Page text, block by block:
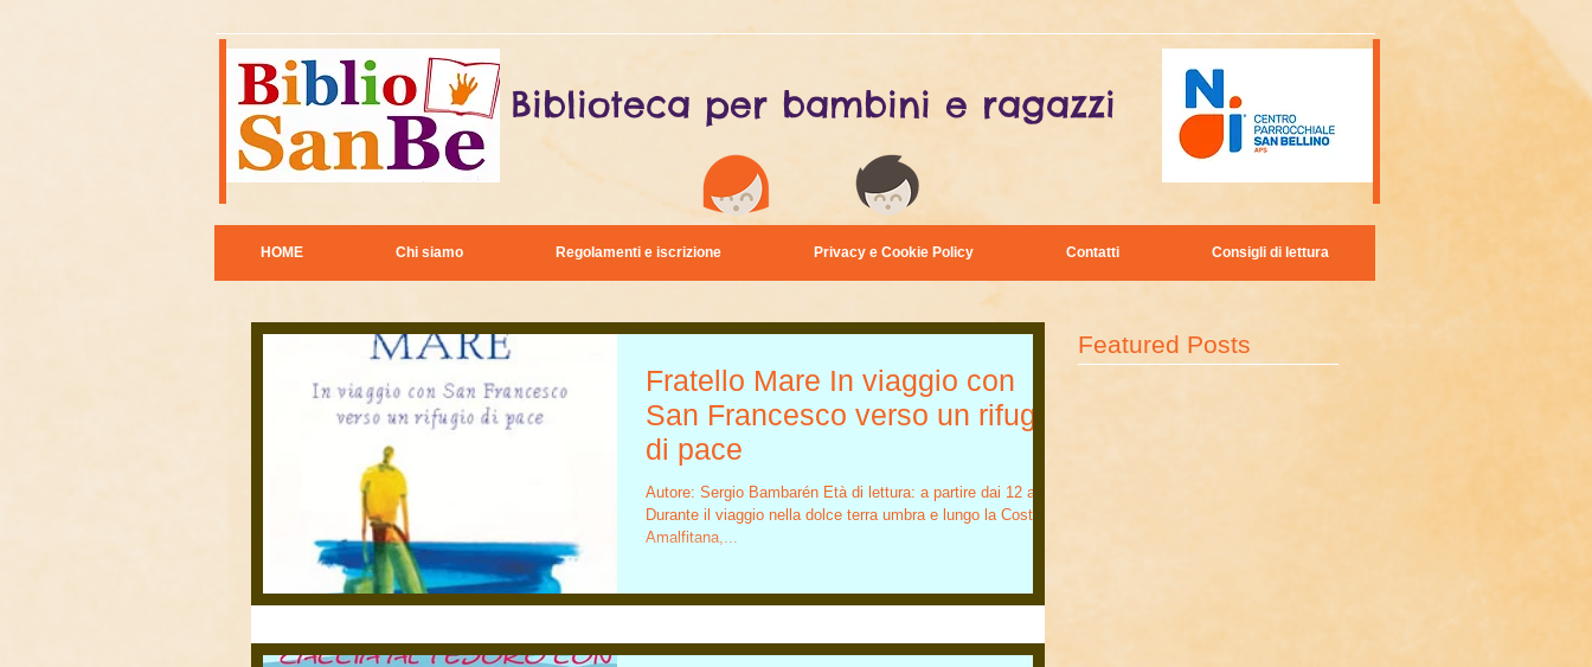
Biblioteca per bambini e ragazzi
HOME Chi siamo Regolamenti e iscrizione Privacy e Cookie Policy Contatti Consigli di lettura
Fratello Mare In viaggio con
San Francesco verso un rifugio
di pace
Autore: Sergio Bambarén Età di lettura: a partire dai 12 anni
Durante il viaggio nella dolce terra umbra e lungo la Costiera
Amalfitana,...
Featured Posts